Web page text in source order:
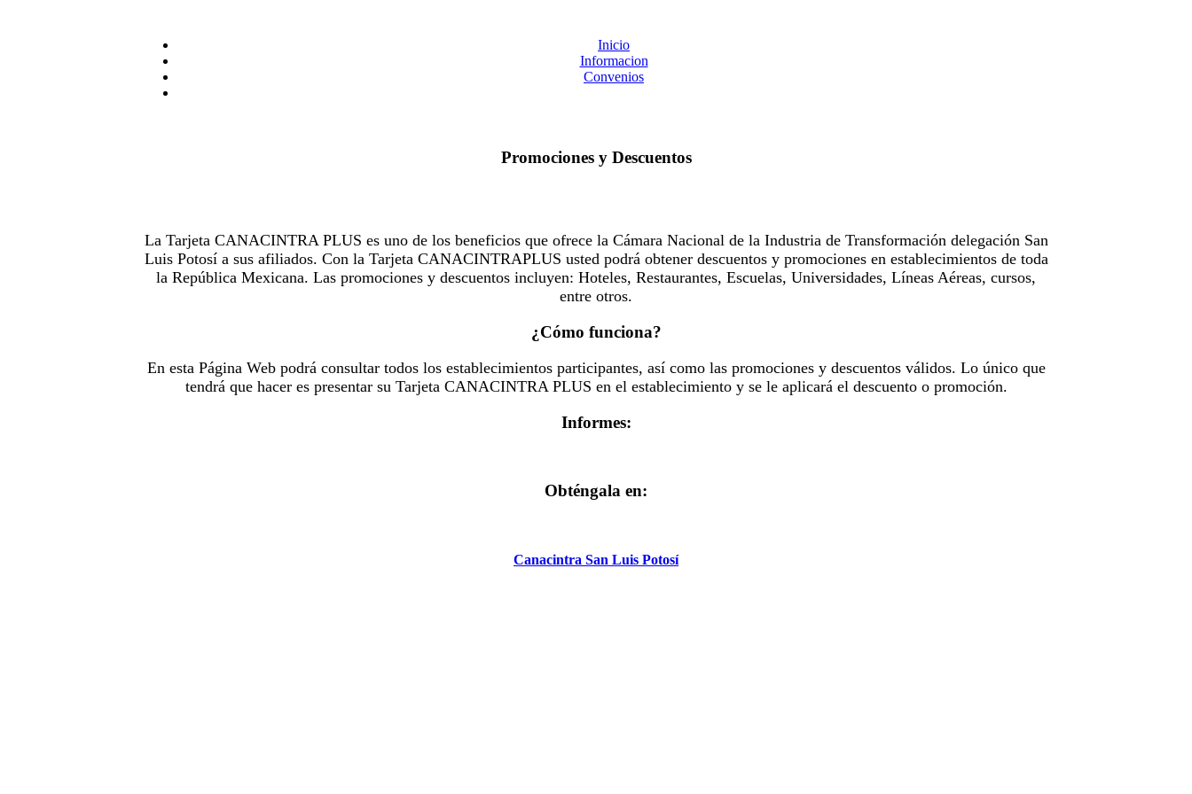
Inicio
Informacion
Convenios
Promociones y Descuentos
La Tarjeta CANACINTRA PLUS es uno de los beneficios que ofrece la Cámara Nacional de la Industria de Transformación delegación San
Luis Potosí a sus afiliados. Con la Tarjeta CANACINTRAPLUS usted podrá obtener descuentos y promociones en establecimientos de toda
la República Mexicana. Las promociones y descuentos incluyen: Hoteles, Restaurantes, Escuelas, Universidades, Líneas Aéreas, cursos,
entre otros.
¿Cómo funciona?
En esta Página Web podrá consultar todos los establecimientos participantes, así como las promociones y descuentos válidos. Lo único que
tendrá que hacer es presentar su Tarjeta CANACINTRA PLUS en el establecimiento y se le aplicará el descuento o promoción.
Informes:
Obténgala en:
Canacintra San Luis Potosí